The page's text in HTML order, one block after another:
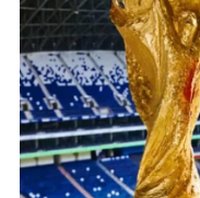
นายวรฉัตร ลักขณาโร
ประเทศไทย กล่าวว่า
เทคโนโลยีอย่างทั่วถึ
มุ่งมั่นภายใต้พันธกิจ
มาโดยตลอด ซึ่งช่วย
อนาคต (Future of